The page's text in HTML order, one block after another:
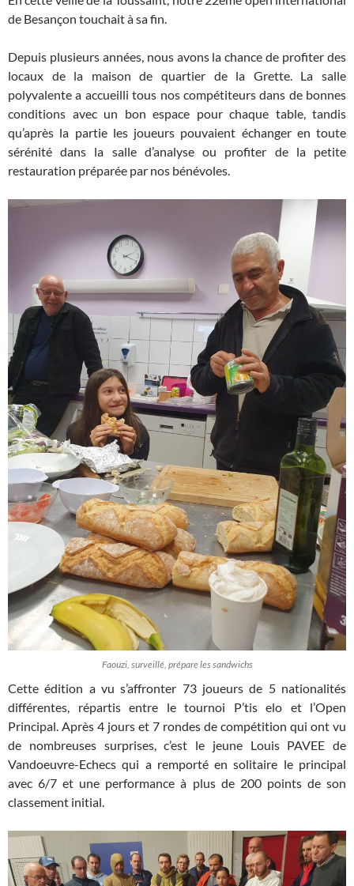
de Besançon touchait à sa fin.
Depuis plusieurs années, nous avons la chance de profiter des
locaux de la maison de quartier de la Grette. La salle
polyvalente a accueilli tous nos compétiteurs dans de bonnes
conditions avec un bon espace pour chaque table, tandis
qu’après la partie les joueurs pouvaient échanger en toute
sérénité dans la salle d’analyse ou profiter de la petite
restauration préparée par nos bénévoles.
Faouzi, surveillé, prépare les sandwichs
Cette édition a vu s’affronter 73 joueurs de 5 nationalités
différentes, répartis entre le tournoi P’tis elo et l’Open
Principal. Après 4 jours et 7 rondes de compétition qui ont vu
de nombreuses surprises, c’est le jeune Louis PAVEE de
Vandoeuvre-Echecs qui a remporté en solitaire le principal
avec 6/7 et une performance à plus de 200 points de son
classement initial.